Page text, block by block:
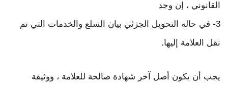
القانوني ، إن وجد
3- في حالة التحويل الجزئي بيان السلع والخدمات التي تم
نقل العلامة إليها.
يجب أن يكون أصل آخر شهادة صالحة للعلامة ، ووثيقة